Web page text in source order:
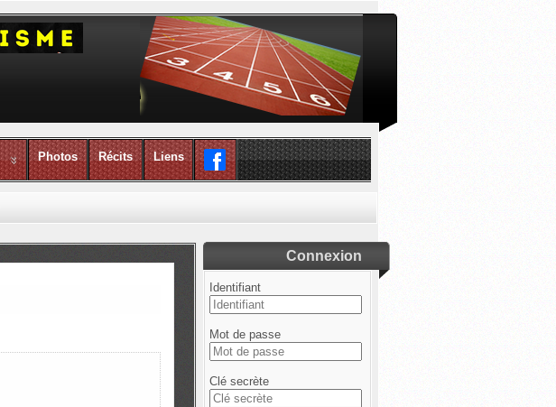
Photos Récits Liens
Connexion
Identifiant
Mot de passe
Clé secrète